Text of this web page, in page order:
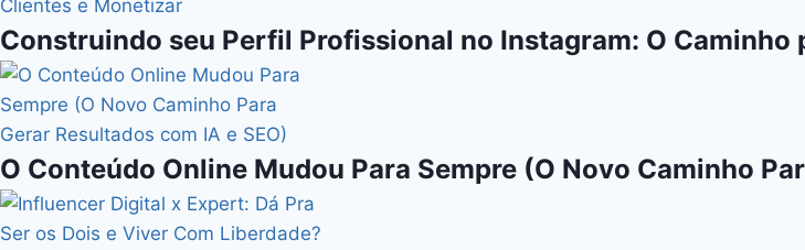
Construindo seu Perfil Profissional no Instagram: O
O Conteúdo Online Mudou Para Sempre (O Novo Caminho